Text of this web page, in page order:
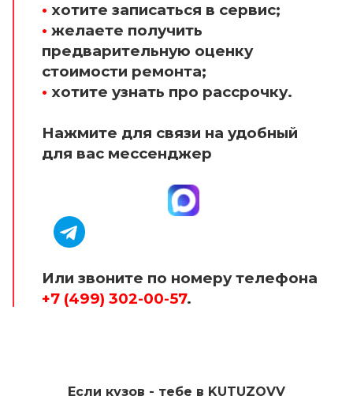
• хотите записаться в сервис;
• желаете получить
предварительную оценку
стоимости ремонта;
• хотите узнать про рассрочку.
Нажмите для связи на удобный
для вас мессенджер
Или звоните по номеру телефона
+7 (499) 302-00-57.
Если кузов - тебе в KUTUZOVV